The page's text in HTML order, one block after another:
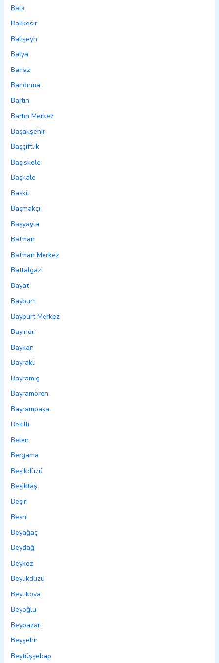
Bala
Balıkesir
Balışeyh
Balya
Banaz
Bandırma
Bartın
Bartın Merkez
Başakşehir
Başçiftlik
Başiskele
Başkale
Baskil
Başmakçı
Başyayla
Batman
Batman Merkez
Battalgazi
Bayat
Bayburt
Bayburt Merkez
Bayındır
Baykan
Bayraklı
Bayramiç
Bayramören
Bayrampaşa
Bekilli
Belen
Bergama
Beşikdüzü
Beşiktaş
Beşiri
Besni
Beyağaç
Beydağ
Beykoz
Beylikdüzü
Beylikova
Beyoğlu
Beypazarı
Beyşehir
Beytüşşebap